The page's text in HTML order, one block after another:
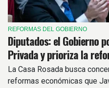
REFORMAS DEL GOBIERNO
Diputados: el Gobierno
Privada y prioriza la
La Casa Rosada busca
reformas económicas que